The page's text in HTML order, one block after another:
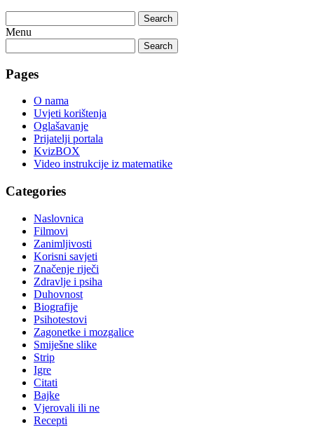
Search
Menu
Search
Pages
O nama
Uvjeti korištenja
Oglašavanje
Prijatelji portala
KvizBOX
Video instrukcije iz matematike
Categories
Naslovnica
Filmovi
Zanimljivosti
Korisni savjeti
Značenje riječi
Zdravlje i psiha
Duhovnost
Biografije
Psihotestovi
Zagonetke i mozgalice
Smiješne slike
Strip
Igre
Citati
Bajke
Vjerovali ili ne
Recepti